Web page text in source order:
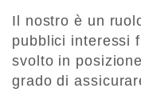
Il nostro è un
pubblici interessi
svolto in
grado di